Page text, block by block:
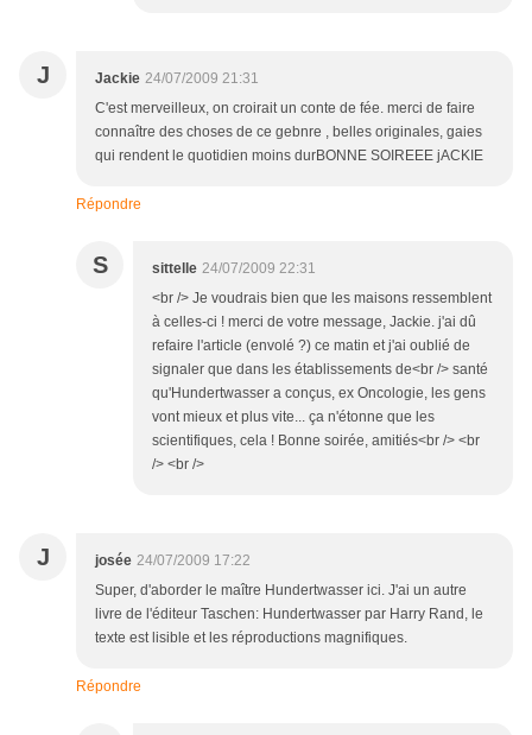
J Jackie 24/07/2009 21:31
C'est merveilleux, on croirait un conte de fée. merci de faire
connaître des choses de ce gebnre , belles originales, gaies
qui rendent le quotidien moins durBONNE SOIREEE jACKIE
Répondre
S sittelle 24/07/2009 22:31
<br /> Je voudrais bien que les maisons ressemblent
à celles-ci ! merci de votre message, Jackie. j'ai dû
refaire l'article (envolé ?) ce matin et j'ai oublié de
signaler que dans les établissements de<br /> santé
qu'Hundertwasser a conçus, ex Oncologie, les gens
vont mieux et plus vite... ça n'étonne que les
scientifiques, cela ! Bonne soirée, amitiés<br /> <br
/> <br />
J josée 24/07/2009 17:22
Super, d'aborder le maître Hundertwasser ici. J'ai un autre
livre de l'éditeur Taschen: Hundertwasser par Harry Rand, le
texte est lisible et les réproductions magnifiques.
Répondre